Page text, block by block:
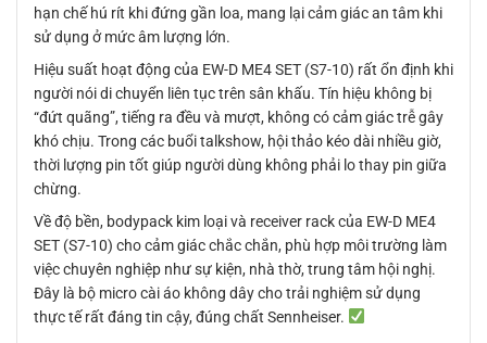
hạn chế hú rít khi đứng gần loa, mang lại cảm giác an tâm khi
sử dụng ở mức âm lượng lớn.
Hiệu suất hoạt động của EW-D ME4 SET (S7-10) rất ổn định khi
người nói di chuyển liên tục trên sân khấu. Tín hiệu không bị
“đứt quãng”, tiếng ra đều và mượt, không có cảm giác trễ gây
khó chịu. Trong các buổi talkshow, hội thảo kéo dài nhiều giờ,
thời lượng pin tốt giúp người dùng không phải lo thay pin giữa
chừng.
Về độ bền, bodypack kim loại và receiver rack của EW-D ME4
SET (S7-10) cho cảm giác chắc chắn, phù hợp môi trường làm
việc chuyên nghiệp như sự kiện, nhà thờ, trung tâm hội nghị.
Đây là bộ micro cài áo không dây cho trải nghiệm sử dụng
thực tế rất đáng tin cậy, đúng chất Sennheiser.